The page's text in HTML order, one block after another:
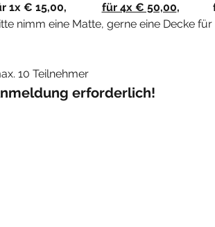
für 4x € 50,00
nimm eine Matte, gerne eine Decke
10 Teilnehmer
erforderlich!